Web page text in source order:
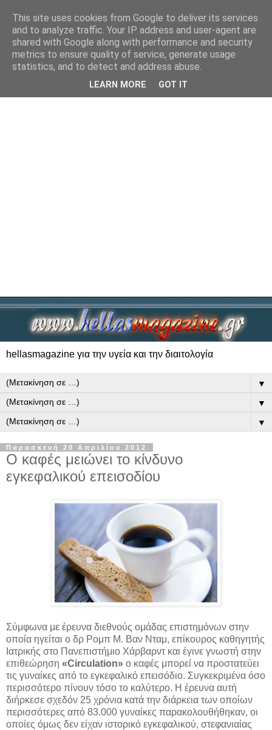
hellasmagazine για την υγεία και την διαιτολογία
▼
▼
▼
Παρασκευή 20 Απριλίου 2012
Ο καφές μειώνει το κίνδυνο
εγκεφαλικού επεισοδίου
Σύμφωνα με έρευνα διεθνούς ομάδας επιστημόνων στην
οποία ηγείται ο δρ Ρομπ Μ. Βαν Νταμ, επίκουρος καθηγητής
Ιατρικής στο Πανεπιστήμιο Χάρβαρντ και έγινε γνωστή στην
επιθεώρηση «Circulation» ο καφές μπορεί να προστατεύει
τις γυναίκες από το εγκεφαλικό επεισόδιο. Συγκεκριμένα όσο
περισσότερο πίνουν τόσο το καλύτερο. Η έρευνα αυτή
διήρκεσε σχεδόν 25 χρόνια κατά την διάρκεια των οποίων
περισσότερες από 83.000 γυναίκες παρακολουθήθηκαν, οι
οποίες όμως δεν είχαν ιστορικό εγκεφαλικού, στεφανιαίας
This site uses cookies from Google to deliver its services
and to analyze traffic. Your IP address and user-agent are
shared with Google along with performance and security
metrics to ensure quality of service, generate usage
statistics, and to detect and address abuse.
LEARN MORE GOT IT